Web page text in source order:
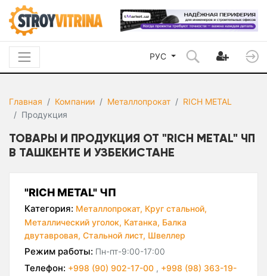
РУС
Главная Компании Металлопрокат
RICH METAL
Продукция
ТОВАРЫ И ПРОДУКЦИЯ ОТ "RICH METAL" ЧП
В ТАШКЕНТЕ И УЗБЕКИСТАНЕ
"RICH METAL" ЧП
Категория: Металлопрокат, Круг стальной,
Металлический уголок, Катанка, Балка
двутавровая, Стальной лист, Швеллер
Режим работы: Пн-пт-9:00-17:00
Телефон: +998 (90) 902-17-00 , +998 (98) 363-19-